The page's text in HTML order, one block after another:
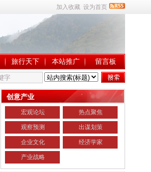
加入收藏 设为首页
旅行天下 本站推广 留言板
创意产业
宏观论坛 热点聚焦
观察预测 出谋划策
企业文化 经济学家
产业战略